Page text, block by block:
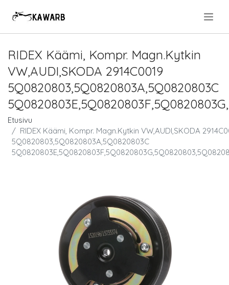
RIDEX Käämi, Kompr. Magn.Kytkin
VW,AUDI,SKODA 2914C0019
5Q0820803,5Q0820803A,5Q0820803C
Etusivu
RIDEX Käämi, Kompr. Magn.Kytkin VW,AUDI,SKODA
5Q0820803,5Q0820803A,5Q0820803C